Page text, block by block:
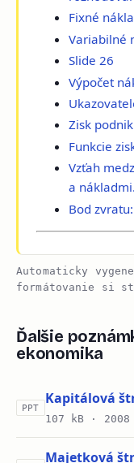
Fixné
Variabilné
Slide 26
Výpočet
Zisk
Funkcie
Vzťah
a nákladmi.
Bod zvratu:
Automaticky
formátovanie si
Ďalšie
ekonomika
PPT
Kapitálová
107 kB · 2008
Majetková